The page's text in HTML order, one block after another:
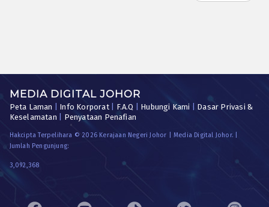
MEDIA DIGITAL JOHOR
Peta Laman Info Korporat| F.A.Q Hubungi Kami
Dasar Privasi &
Keselamatan
Penyataan Penafian
Hakcipta Terpelihara © 2026 Kerajaan Negeri Johor | Media Digital Johor. |
Jumlah Pengunjung:
3,092,368